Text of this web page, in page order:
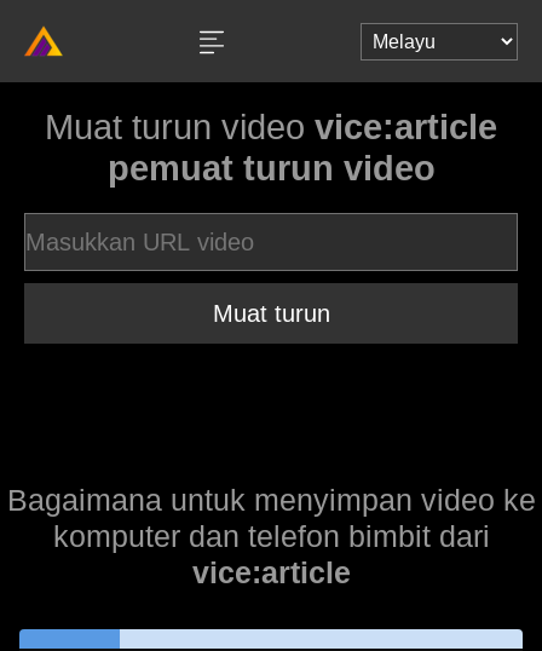
Muat turun video vice:article
pemuat turun video
Muat turun
Bagaimana untuk menyimpan video ke
komputer dan telefon bimbit dari
vice:article